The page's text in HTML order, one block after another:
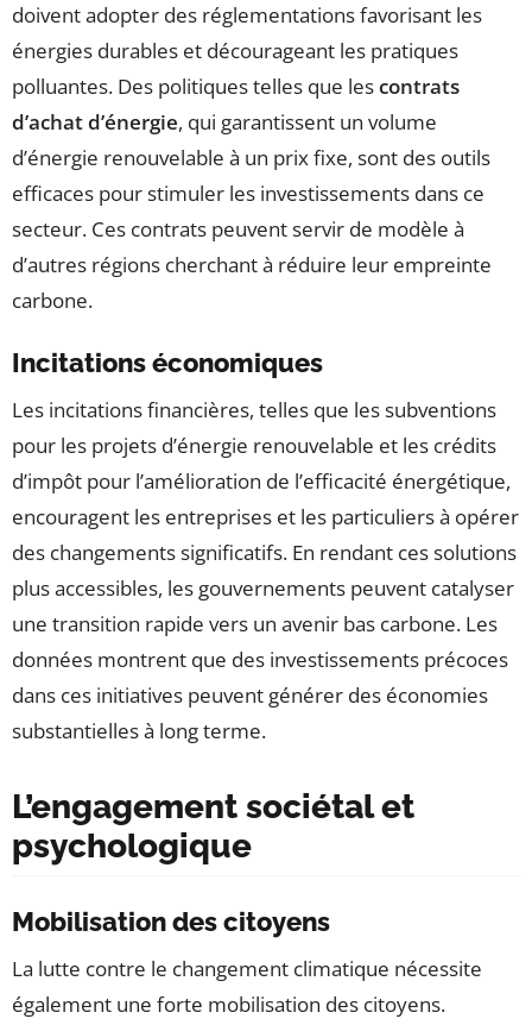
doivent adopter des réglementations favorisant les
énergies durables et décourageant les pratiques
polluantes. Des politiques telles que lescontrats
d’achat d’énergie, qui garantissent un volume
d’énergie renouvelable à un prix fixe, sont des outils
efficaces pour stimuler les investissements dans ce
secteur. Ces contrats peuvent servir de modèle à
d’autres régions cherchant à réduire leur empreinte
carbone.
Incitations économiques
Les incitations financières, telles que les subventions
pour les projets d’énergie renouvelable et les crédits
d’impôt pour l’amélioration de l’efficacité énergétique,
encouragent les entreprises et les particuliers à opérer
des changements significatifs. En rendant ces solutions
plus accessibles, les gouvernements peuvent catalyser
une transition rapide vers un avenir bas carbone. Les
données montrent que des investissements précoces
dans ces initiatives peuvent générer des économies
substantielles à long terme.
L’engagement sociétal et
psychologique
Mobilisation des citoyens
La lutte contre le changement climatique nécessite
également une forte mobilisation des citoyens.